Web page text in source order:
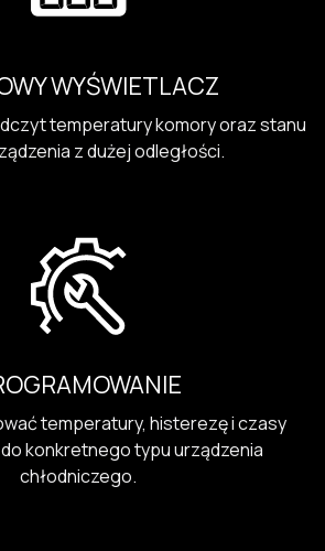
WYŚWIETLACZ
temperatury komory oraz stanu
z dużej odległości.
temperatury, histerezę i czasy
konkretnego typu urządzenia
chłodniczego.